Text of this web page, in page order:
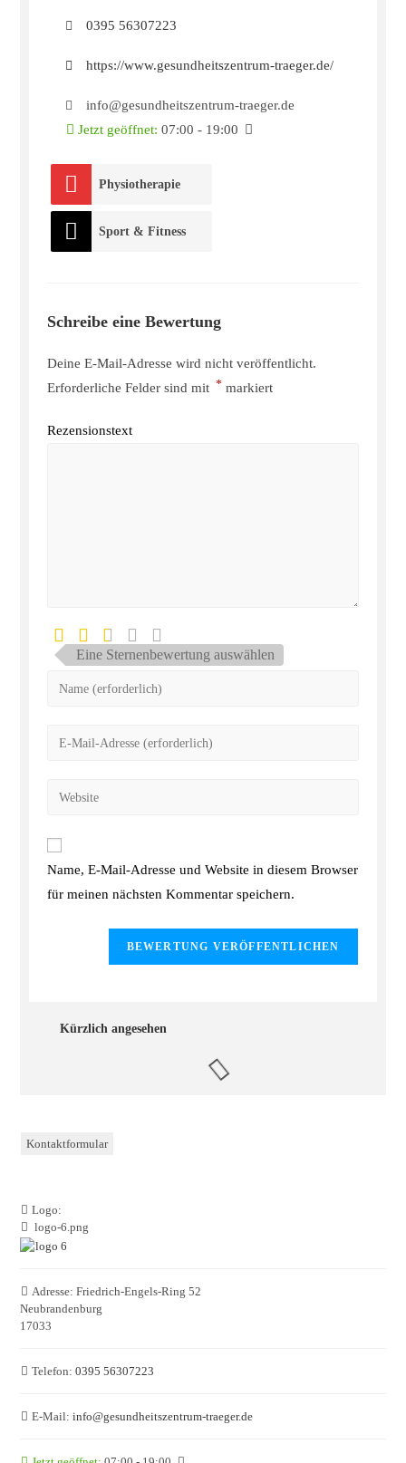
0395 56307223
https://www.gesundheitszentrum-traeger.de/
info@gesundheitszentrum-traeger.de
Jetzt geöffnet: 07:00 - 19:00
Physiotherapie
Sport & Fitness
Schreibe eine Bewertung
Deine E-Mail-Adresse wird nicht veröffentlicht.
Erforderliche Felder sind mit * markiert
Rezensionstext
Eine Sternenbewertung auswählen
Name, E-Mail-Adresse und Website in diesem Browser
für meinen nächsten Kommentar speichern.
Kürzlich angesehen
Kontaktformular
Logo:
logo-6.png
Adresse: Friedrich-Engels-Ring 52
Neubrandenburg
17033
Telefon: 0395 56307223
E-Mail: info@gesundheitszentrum-traeger.de